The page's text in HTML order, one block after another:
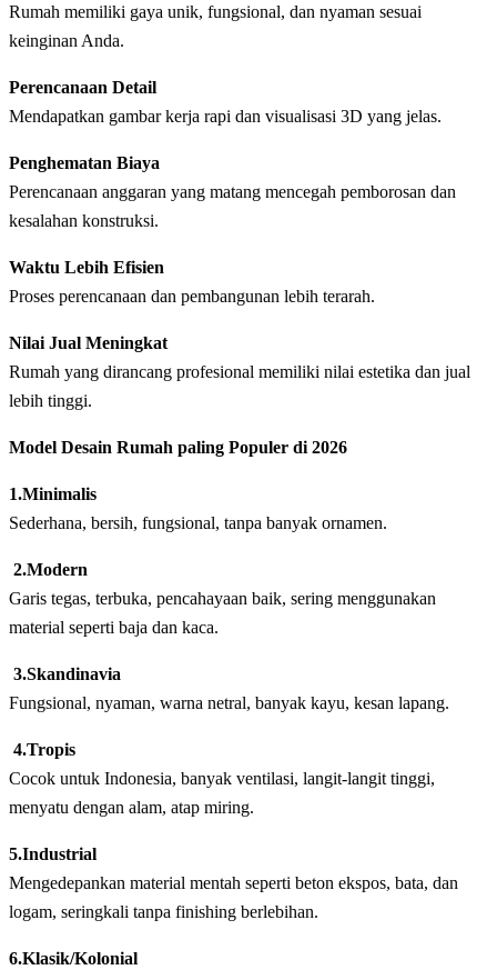
Rumah memiliki gaya unik, fungsional, dan nyaman sesuai
keinginan Anda.
Perencanaan Detail
Mendapatkan gambar kerja rapi dan visualisasi 3D yang jelas.
Penghematan Biaya
Perencanaan anggaran yang matang mencegah pemborosan dan
kesalahan konstruksi.
Waktu Lebih Efisien
Proses perencanaan dan pembangunan lebih terarah.
Nilai Jual Meningkat
Rumah yang dirancang profesional memiliki nilai estetika dan jual
lebih tinggi.
Model Desain Rumah paling Populer di 2026
1.Minimalis
Sederhana, bersih, fungsional, tanpa banyak ornamen.
2.Modern
Garis tegas, terbuka, pencahayaan baik, sering menggunakan
material seperti baja dan kaca.
3.Skandinavia
Fungsional, nyaman, warna netral, banyak kayu, kesan lapang.
4.Tropis
Cocok untuk Indonesia, banyak ventilasi, langit-langit tinggi,
menyatu dengan alam, atap miring.
5.Industrial
Mengedepankan material mentah seperti beton ekspos, bata, dan
logam, seringkali tanpa finishing berlebihan.
6.Klasik/Kolonial